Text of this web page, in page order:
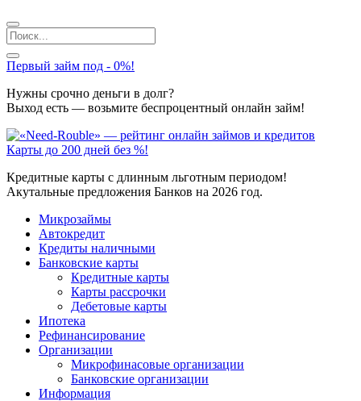
Первый займ под - 0%!
Нужны срочно деньги в долг?
Выход есть — возьмите беспроцентный онлайн займ!
Карты до 200 дней без %!
Кредитные карты с длинным льготным периодом!
Акутальные предложения Банков на 2026 год.
Микрозаймы
Автокредит
Кредиты наличными
Банковские карты
Кредитные карты
Карты рассрочки
Дебетовые карты
Ипотека
Рефинансирование
Организации
Микрофинасовые организации
Банковские организации
Информация